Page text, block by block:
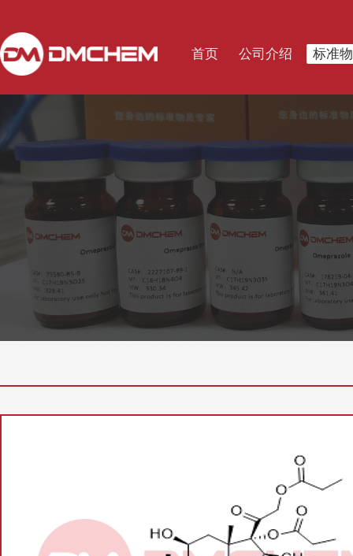
首页 公司介绍 标准